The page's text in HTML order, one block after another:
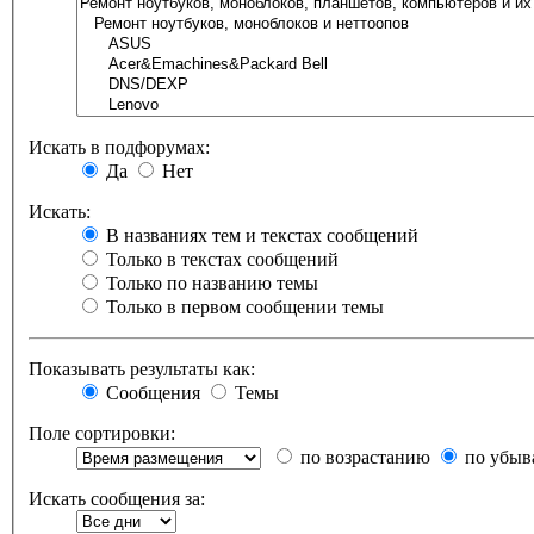
Искать в подфорумах:
Да
Нет
Искать:
В названиях тем и текстах сообщений
Только в текстах сообщений
Только по названию темы
Только в первом сообщении темы
Показывать результаты как:
Сообщения
Темы
Поле сортировки:
по возрастанию
по
Искать сообщения за: